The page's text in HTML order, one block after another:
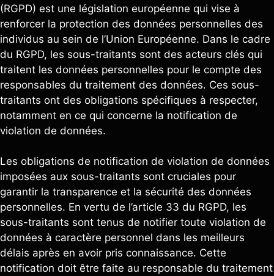
(RGPD) est une législation européenne qui vise à
renforcer la protection des données personnelles des
individus au sein de l’Union Européenne. Dans le cadre
du RGPD, les sous-traitants sont des acteurs clés qui
traitent les données personnelles pour le compte des
responsables du traitement des données. Ces sous-
traitants ont des obligations spécifiques à respecter,
notamment en ce qui concerne la notification de
violation de données.
Les obligations de notification de violation de données
imposées aux sous-traitants sont cruciales pour
garantir la transparence et la sécurité des données
personnelles. En vertu de l’article 33 du RGPD, les
sous-traitants sont tenus de notifier toute violation de
données à caractère personnel dans les meilleurs
délais après en avoir pris connaissance. Cette
notification doit être faite au responsable du traitement